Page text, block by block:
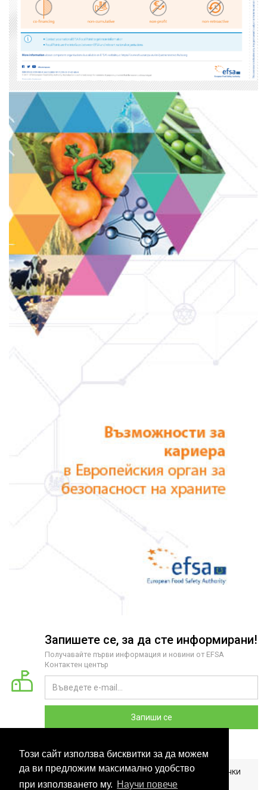
Този сайт използва бисквитки за да можем
да ви предложим максимално удобство
при използването му. Научи повече
Запишете се, за да сте информирани!
Получавайте първи информация и новини от EFSA
Контактен център
Запиши се
2026 COPYRIGHT © EFSA КОНТАКТЕН ЦЕНТЪР БЪЛГАРИЯ. ВСИЧКИ
ПРАВА ЗАПАЗЕНИ. РАЗРАБОТЕНО ОТ